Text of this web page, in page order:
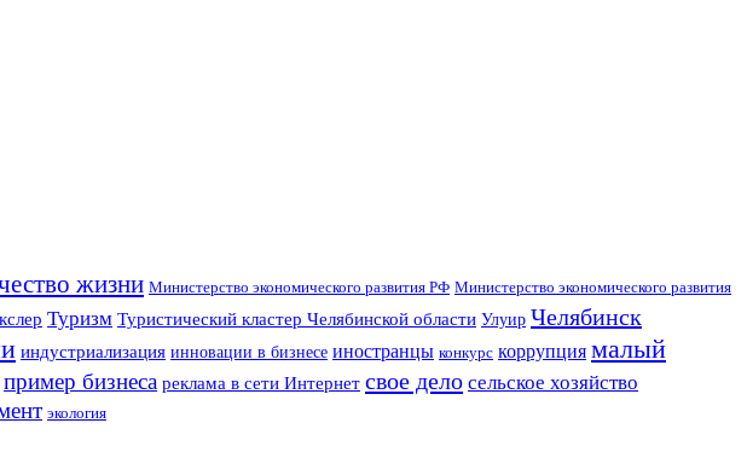
жизни Министерство экономического развития РФ Министерство экономического развития
Туризм Туристический кластер Челябинской области Улуир Челябинск
индустриализация инновации в бизнесе иностранцы конкурс коррупция малый
пример бизнеса реклама в сети Интернет свое дело сельское хозяйство
экология